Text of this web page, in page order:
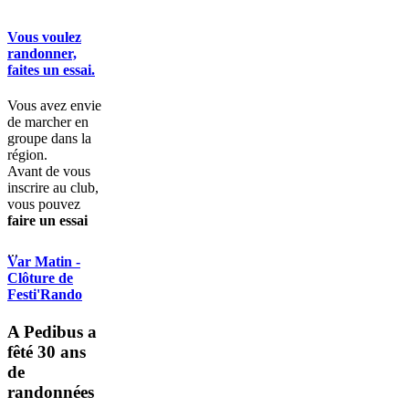
Vous voulez
randonner,
faites un essai.
Vous avez envie
de marcher en
groupe dans la
région.
Avant de vous
inscrire au club,
vous pouvez
faire un essai
...
Var Matin -
Clôture de
Festi'Rando
A Pedibus a
fêté 30 ans
de
randonnées